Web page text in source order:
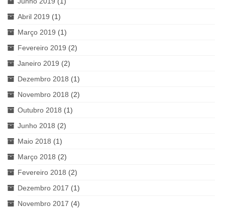
Abril 2019 (1)
Março 2019 (1)
Fevereiro 2019 (2)
Janeiro 2019 (2)
Dezembro 2018 (1)
Novembro 2018 (2)
Outubro 2018 (1)
Junho 2018 (2)
Maio 2018 (1)
Março 2018 (2)
Fevereiro 2018 (2)
Dezembro 2017 (1)
Novembro 2017 (4)